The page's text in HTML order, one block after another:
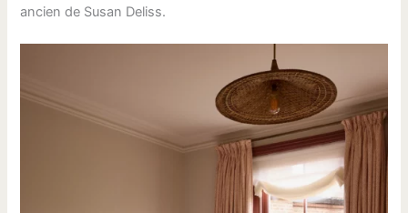
ancien de Susan Deliss.